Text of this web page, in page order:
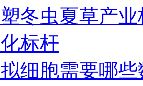
冬虫夏草产
标杆
细胞需要哪